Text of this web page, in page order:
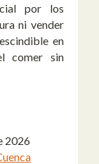
por los
ni vender
en
comer sin
2026